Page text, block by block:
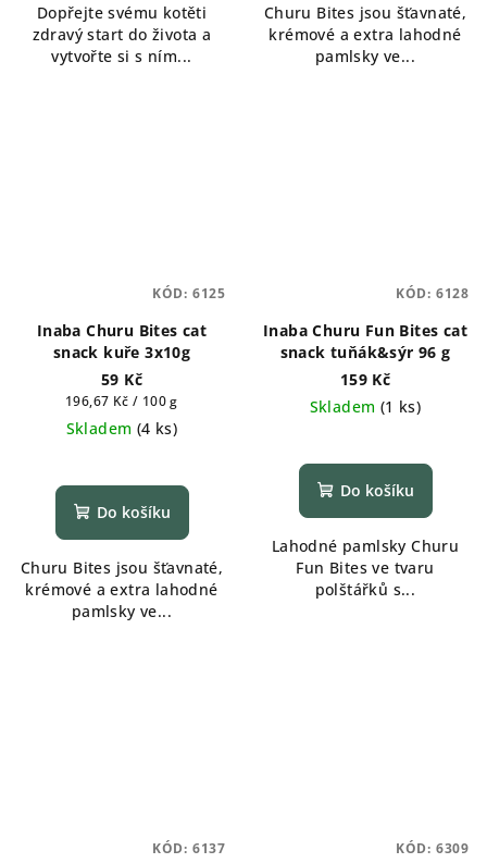
Dopřejte svému kotěti
zdravý start do života a
vytvořte si s ním...
Churu Bites jsou šťavnaté,
krémové a extra lahodné
pamlsky ve...
Inaba Churu Bites cat
snack kuře 3x10g
59 Kč
Měrná
cena:
196,67 Kč / 100 g
Skladem (4 ks)
Do košíku
Churu Bites jsou šťavnaté,
krémové a extra lahodné
pamlsky ve...
KÓD: 6125
Inaba Churu Fun Bites cat
snack tuňák&sýr 96 g
159 Kč
Skladem (1 ks)
Do košíku
Lahodné pamlsky Churu
Fun Bites ve tvaru
polštářků s...
KÓD: 6128
KÓD: 6137 KÓD: 6309